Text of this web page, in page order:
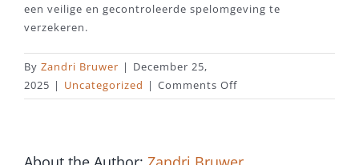
een veilige en gecontroleerde spelomgeving te
verzekeren.
By Zandri Bruwer | December 25,
2025 | Uncategorized | Comments Offon
Is
van